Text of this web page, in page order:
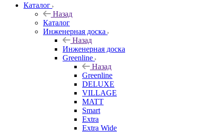
Каталог
Назад
Каталог
Инженерная доска
Назад
Инженерная доска
Greenline
Назад
Greenline
DELUXE
VILLAGE
MATT
Smart
Extra
Extra Wide